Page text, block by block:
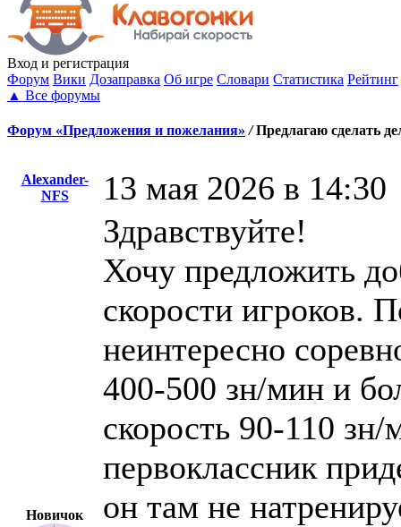
Вход и регистрация
Форум Вики Дозаправка Об игре Словари Статистика Рейтинг
▲ Все форумы
Форум «Предложения и пожелания» / Предлагаю сделать
Alexander-
NFS
13 мая 2026 в 14:30
Новичок
Здравствуйте!
Хочу предложить
скорости игроков.
неинтересно
400-500 зн/мин и
скорость 90-110
первоклассник
он там не